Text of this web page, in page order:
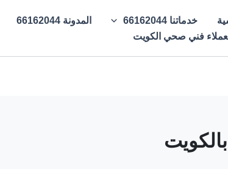
خدماتنا 66162044 المدونة 66162044
فني صحي الكويت